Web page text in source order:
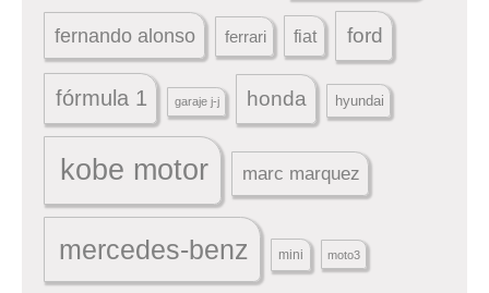
fernando alonso ferrari fiat ford
fórmula 1 garaje j-j honda hyundai
kobe motor marc marquez
mercedes-benz mini moto3